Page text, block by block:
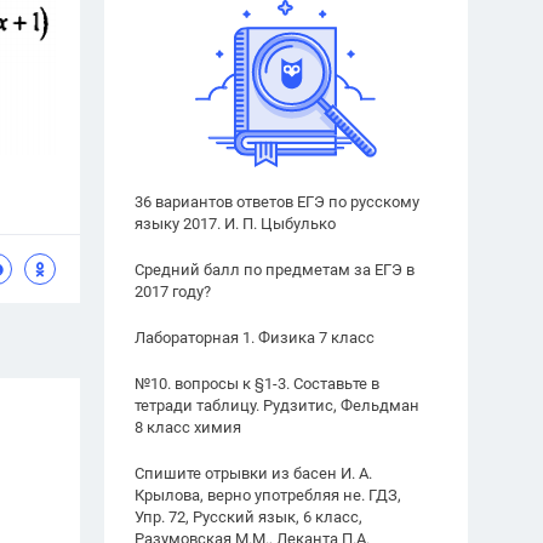
36 вариантов ответов ЕГЭ по русскому
языку 2017. И. П. Цыбулько
Средний балл по предметам за ЕГЭ в
2017 году?
Лабораторная 1. Физика 7 класс
№10. вопросы к §1-3. Составьте в
тетради таблицу. Рудзитис, Фельдман
8 класс химия
Спишите отрывки из басен И. А.
Крылова, верно употребляя не. ГДЗ,
Упр. 72, Русский язык, 6 класс,
Разумовская М.М., Леканта П.А.